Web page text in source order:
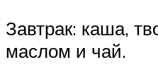
Завтрак: каша,
маслом и чай.